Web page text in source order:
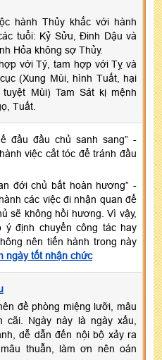
hành Thủy khắc với hành
tuổi: Kỷ Sửu, Đinh Dậu và
Hỏa không sợ Thủy.
với Tý, tam hợp với Tỵ và
(Xung Mùi, hình Tuất, hại
Mùi) Tam Sát kị mệnh
Tuất.
đầu đầu chủ sanh sang” -
việc cắt tóc để tránh đầu
đới chủ bất hoàn hương” -
các việc đi nhận quan để
sẽ không hồi hương. Vì vậy,
ý định chuyển công tác hay
nên tiến hành trong này
ngày tốt nhận chức
đề phòng miệng lưỡi, mâu
cãi. Ngày này là ngày xấu,
dễ dẫn đến nội bộ xảy ra
thuẫn, làm ơn nên oán